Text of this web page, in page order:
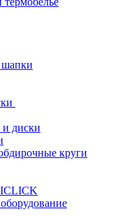
шапки
и диски
круги